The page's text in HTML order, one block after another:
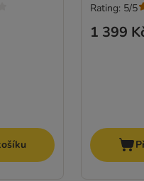
1 399
Rating: 5/5